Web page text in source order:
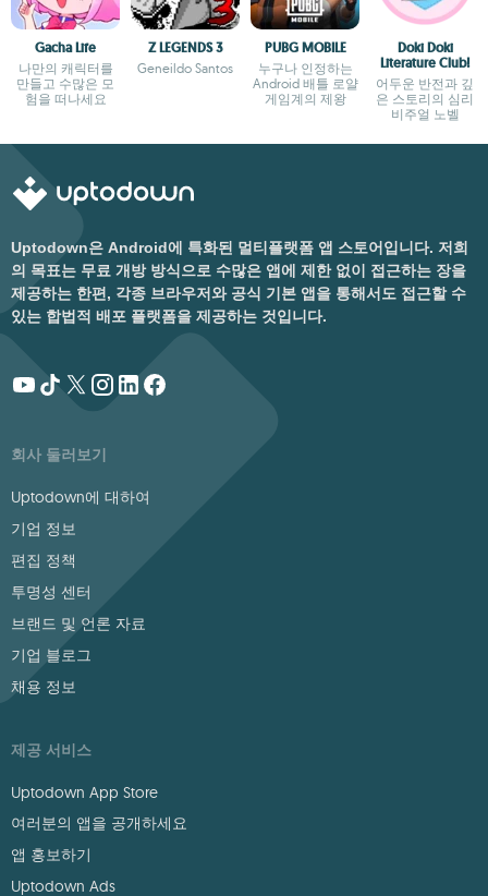
Gacha Life
나만의 캐릭터를
만들고 수많은 모
험을 떠나세요
Z LEGENDS 3
Geneildo Santos
PUBG MOBILE
누구나 인정하는
Android 배틀 로얄
게임계의 제왕
Doki Doki
Literature Club!
어두운 반전과 깊
은 스토리의 심리
비주얼 노벨
Uptodown은 Android에 특화된 멀티플랫폼 앱 스토어입니다. 저희
의 목표는 무료 개방 방식으로 수많은 앱에 제한 없이 접근하는 장을
제공하는 한편, 각종 브라우저와 공식 기본 앱을 통해서도 접근할 수
있는 합법적 배포 플랫폼을 제공하는 것입니다.
회사 둘러보기
Uptodown에 대하여
기업 정보
편집 정책
투명성 센터
브랜드 및 언론 자료
기업 블로그
채용 정보
제공 서비스
Uptodown App Store
여러분의 앱을 공개하세요
앱 홍보하기
Uptodown Ads